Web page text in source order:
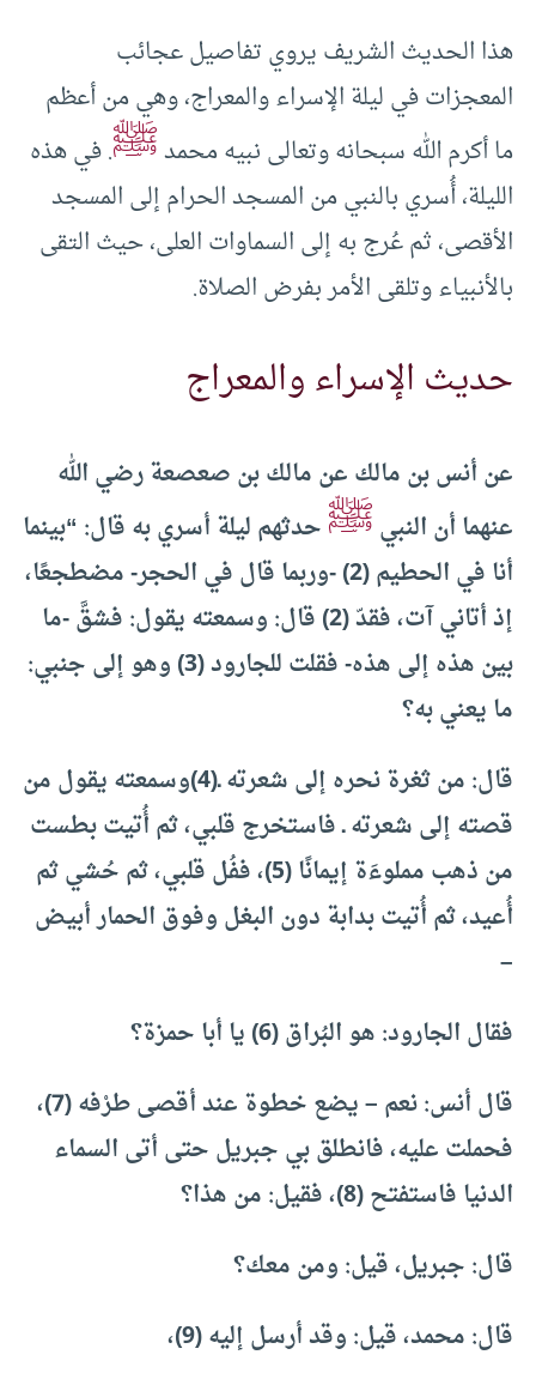
هذا الحديث الشريف يروي تفاصيل عجائب
المعجزات في ليلة الإسراء والمعراج، وهي من أعظم
ما أكرم الله سبحانه وتعالى نبيه محمدﷺ. في هذه
الليلة، أُسري بالنبي من المسجد الحرام إلى المسجد
الأقصى، ثم عُرج به إلى السماوات العلى، حيث التقى
بالأنبياء وتلقى الأمر بفرض الصلاة.
حديث الإسراء والمعراج
عن أنس بن مالك عن مالك بن صعصعة رضي الله
عنهما أن النبيﷺحدثهم ليلة أسري به قال: “بينما
أنا في الحطيم (2) -وربما قال في الحجر- مضطجعًا،
إذ أتاني آت، فقدّ (2) قال: وسمعته يقول: فشقَّ -ما
بين هذه إلى هذه- فقلت للجارود (3) وهو إلى جنبي:
ما يعني به؟
قال: من ثغرة نحره إلى شعرته ـ(4)وسمعته يقول من
قصته إلى شعرته ـ فاستخرج قلبي، ثم أُتيت بطست
من ذهب مملوءَة إيمانًا (5)، ففُل قلبي، ثم حُشي ثم
أُعيد، ثم أُتيت بدابة دون البغل وفوق الحمار أبيض
–
فقال الجارود: هو البُراق (6) يا أبا حمزة؟
قال أنس: نعم – يضع خطوة عند أقصى طرْفه (7)،
فحملت عليه، فانطلق بي جبريل حتى أتى السماء
الدنيا فاستفتح (8)، فقيل: من هذا؟
قال: جبريل، قيل: ومن معك؟
قال: محمد، قيل: وقد أرسل إليه (9)،